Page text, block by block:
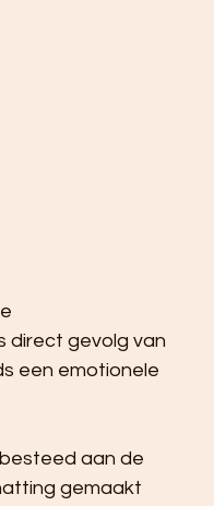
direct gevolg van
een emotionele
aan de
gemaakt